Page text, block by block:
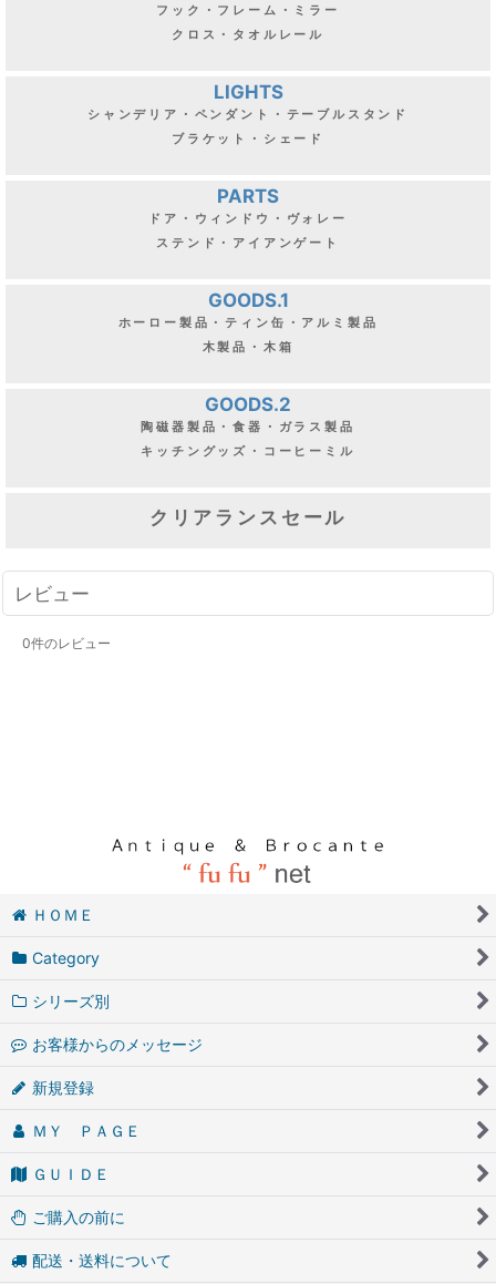
フック・フレーム・ミラー
クロス・タオルレール
LIGHTS
シャンデリア・ペンダント・テーブルスタンド
ブラケット・シェード
PARTS
ドア・ウィンドウ・ヴォレー
ステンド・アイアンゲート
GOODS.1
ホーロー製品・ティン缶・アルミ製品
木製品・木箱
GOODS.2
陶磁器製品・食器・ガラス製品
キッチングッズ・コーヒーミル
クリアランスセール
レビュー
0件のレビュー
ＨＯＭＥ
Category
シリーズ別
お客様からのメッセージ
新規登録
ＭＹ ＰＡＧＥ
ＧＵＩＤＥ
ご購入の前に
配送・送料について